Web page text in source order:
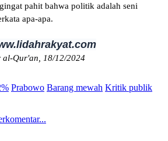
pahit bahwa politik adalah seni
apa-apa.
al-Qur'an, 18/12/2024
Prabowo Barang mewah Kritik publik